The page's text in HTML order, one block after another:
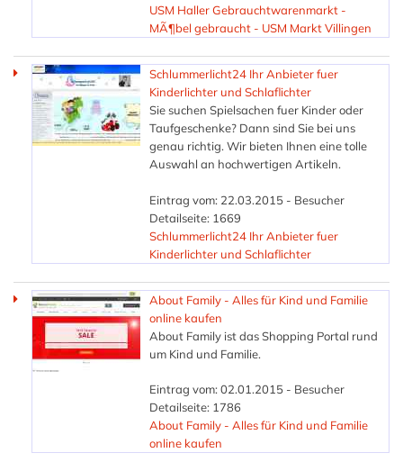
USM Haller Gebrauchtwarenmarkt -
MÃ¶bel gebraucht - USM Markt Villingen
Schlummerlicht24 Ihr Anbieter fuer
Kinderlichter und Schlaflichter
Sie suchen Spielsachen fuer Kinder oder
Taufgeschenke? Dann sind Sie bei uns
genau richtig. Wir bieten Ihnen eine tolle
Auswahl an hochwertigen Artikeln.
Eintrag vom: 22.03.2015 - Besucher
Detailseite: 1669
Schlummerlicht24 Ihr Anbieter fuer
Kinderlichter und Schlaflichter
About Family - Alles für Kind und Familie
online kaufen
About Family ist das Shopping Portal rund
um Kind und Familie.
Eintrag vom: 02.01.2015 - Besucher
Detailseite: 1786
About Family - Alles für Kind und Familie
online kaufen